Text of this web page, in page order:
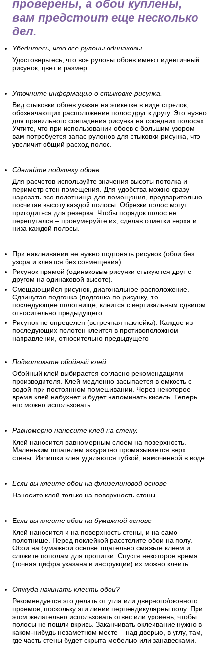
проверены, а обои куплены,
вам предстоит еще несколько
дел.
Убедитесь, что все рулоны одинаковы.
Удостоверьтесь, что все рулоны обоев имеют идентичный
рисунок, цвет и размер.
Уточните информацию о стыковке рисунка.
Вид стыковки обоев указан на этикетке в виде стрелок,
обозначающих расположение полос друг к другу. Это нужно
для правильного совпадения рисунка на соседних полосах.
Учтите, что при использовании обоев с большим узором
вам потребуется запас рулонов для стыковки рисунка, что
увеличит общий расход полос.
Сделайте подгонку обоев.
Для расчетов используйте значения высоты потолка и
периметр стен помещения. Для удобства можно сразу
нарезать все полотнища для помещения, предварительно
посчитав высоту каждой полосы. Обрезки полос могут
пригодиться для резерва. Чтобы порядок полос не
перепутался – пронумеруйте их, сделав отметки верха и
низа каждой полосы.
При наклеивании не нужно подгонять рисунок (обои без
узора и клеятся без совмещения).
Рисунок прямой (одинаковые рисунки стыкуются друг с
другом на одинаковой высоте).
Смещающийся рисунок, диагональное расположение.
Сдвинутая подгонка (подгонка по рисунку, т.е.
последующее полотнище, клеится с вертикальным сдвигом
относительно предыдущего
Рисунок не определен (встречная наклейка). Каждое из
последующих полотен клеится в противоположном
направлении, относительно предыдущего
Подготовьте обойный клей
Обойный клей выбирается согласно рекомендациям
производителя. Клей медленно засыпается в емкость с
водой при постоянном помешивании. Через некоторое
время клей набухнет и будет напоминать кисель. Теперь
его можно использовать.
Равномерно нанесите клей на стену.
Клей наносится равномерным слоем на поверхность.
Маленьким шпателем аккуратно промазывается верх
стены. Излишки клея удаляются губкой, намоченной в воде.
Если вы клеите обои на флизелиновой основе
Наносите клей только на поверхность стены.
Если вы клеите обои на бумажной основе
Клей наносится и на поверхность стены, и на само
полотнище. Перед поклейкой расстелите обои на полу.
Обои на бумажной основе тщательно смажьте клеем и
сложите пополам для пропитки. Спустя некоторое время
(точная цифра указана в инструкции) их можно клеить.
Откуда начинать клеить обои?
Рекомендуется это делать от угла или дверного/оконного
проемов, поскольку эти линии перпендикулярны полу. При
этом желательно использовать отвес или уровень, чтобы
полосы не пошли вкривь. Заканчивать оклеивание нужно в
каком-нибудь незаметном месте – над дверью, в углу, там,
где часть стены будет скрыта мебелью или занавесками.